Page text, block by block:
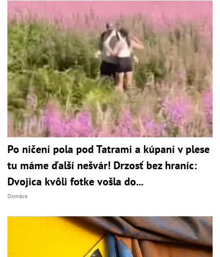
Po ničení pola pod Tatrami a kúpaní v plese
tu máme ďalší nešvár! Drzosť bez hraníc:
Dvojica kvôli fotke vošla do...
Domáce